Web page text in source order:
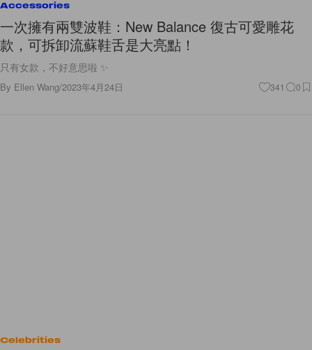
Accessories
一次擁有兩雙波鞋：New Balance 復古可愛雕花
款，可拆卸流蘇鞋舌是大亮點！
只有女款，不好意思啦 ✨
By Ellen Wang/2023年4月24日 341 0
Celebrities